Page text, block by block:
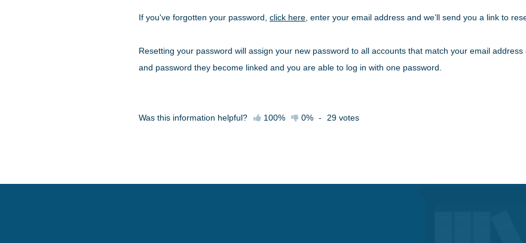
If you've forgotten your password, click here , enter your email address and we’ll send you a link to
Resetting your password will assign your new password to all accounts that match your email
and password they become linked and you are able to log in with one password.
Was this information helpful? 100% 0% - 29 votes